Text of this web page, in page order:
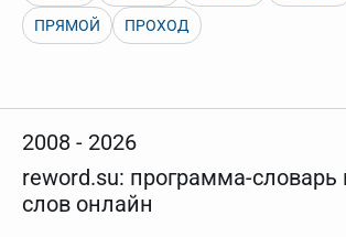
Порядок словарей можно изменять,
словарь вверх или вниз за
ПРЯМОЙ ПРОХОД
2008 - 2026
reword.su: программа-словарь
слов онлайн